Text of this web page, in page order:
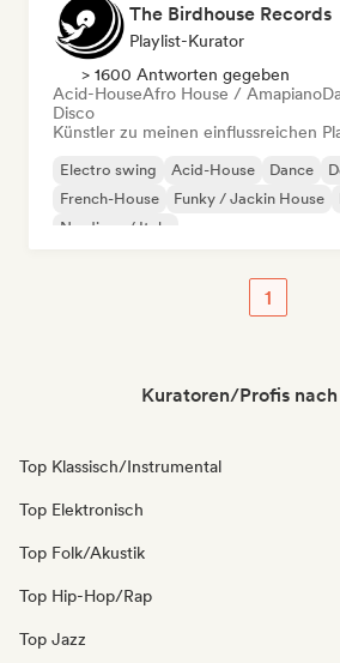
The Birdhouse Records
Playlist-Kurator
> 1600 Antworten gegeben
Acid-HouseAfro House / Amapiano
Disco
Künstler zu meinen einflussreichen
Electro swing Acid-House Dance
French-House
Funky / Jackin House
Nu-disco / Italo
1
Kuratoren/Profis nach
Top Klassisch/Instrumental
Top Elektronisch
Top Folk/Akustik
Top Hip-Hop/Rap
Top Jazz